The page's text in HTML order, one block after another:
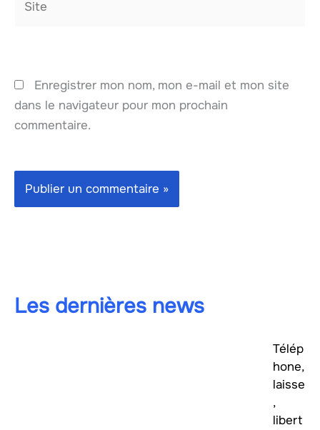
Enregistrer mon nom, mon e-mail et mon site
dans le navigateur pour mon prochain
commentaire.
Les dernières news
Télép
hone,
laisse
,
libert